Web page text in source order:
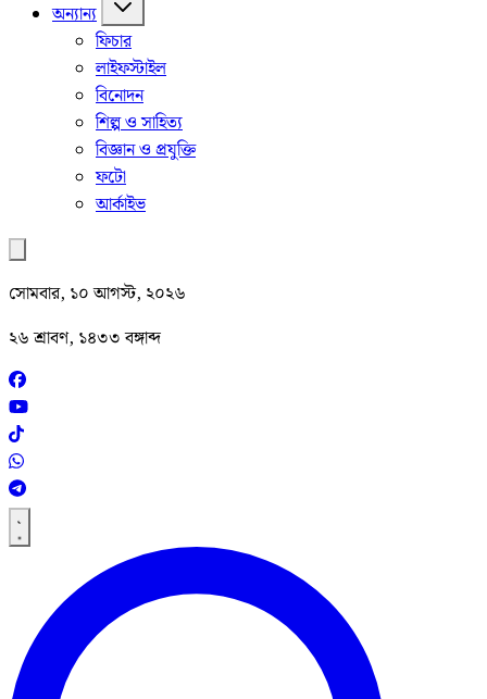
অন্যান্য
ফিচার
লাইফস্টাইল
বিনোদন
শিল্প ও সাহিত্য
বিজ্ঞান ও প্রযুক্তি
ফটো
আর্কাইভ
সোমবার, ১০ আগস্ট, ২০২৬
২৬ শ্রাবণ, ১৪৩৩ বঙ্গাব্দ